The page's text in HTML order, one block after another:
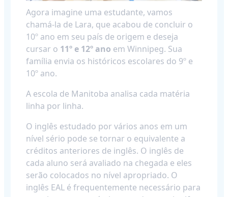
Agora imagine uma estudante, vamos
chamá-la de Lara, que acabou de concluir o
10º ano em seu país de origem e deseja
cursar o 11º e 12º ano em Winnipeg. Sua
família envia os históricos escolares do 9º e
10º ano.
A escola de Manitoba analisa cada matéria
linha por linha.
O inglês estudado por vários anos em um
nível sério pode se tornar o equivalente a
créditos anteriores de inglês. O inglês de
cada aluno será avaliado na chegada e eles
serão colocados no nível apropriado. O
inglês EAL é frequentemente necessário para